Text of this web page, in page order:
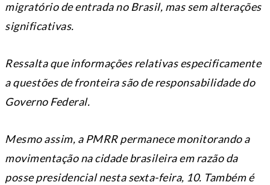
migratório de entrada no Brasil, mas sem alterações
significativas.
Ressalta que informações relativas especificamente
a questões de fronteira são de responsabilidade do
Governo Federal.
Mesmo assim, a PMRR permanece monitorando a
movimentação na cidade brasileira em razão da
posse presidencial nesta sexta-feira, 10. Também é